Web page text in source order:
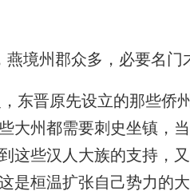
境州郡众多，必要名门
东晋原先设立的那些侨
大州都需要刺史坐镇，
这些汉人大族的支持，
是桓温扩张自己势力的